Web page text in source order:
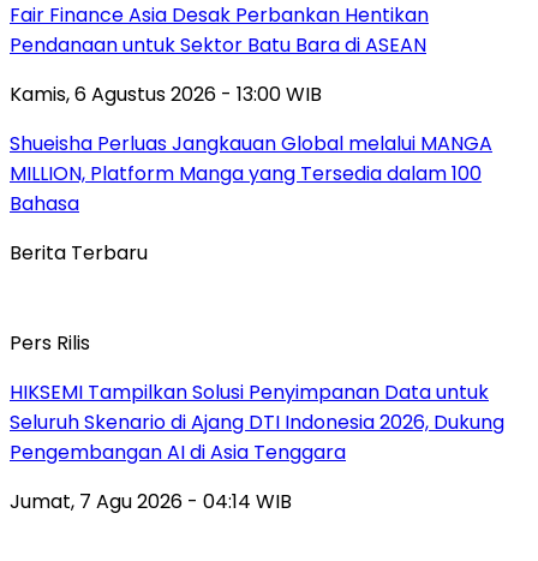
Fair Finance Asia Desak Perbankan Hentikan
Pendanaan untuk Sektor Batu Bara di ASEAN
Kamis, 6 Agustus 2026 - 13:00 WIB
Shueisha Perluas Jangkauan Global melalui MANGA
MILLION, Platform Manga yang Tersedia dalam 100
Bahasa
Berita Terbaru
Pers Rilis
HIKSEMI Tampilkan Solusi Penyimpanan Data untuk
Seluruh Skenario di Ajang DTI Indonesia 2026, Dukung
Pengembangan AI di Asia Tenggara
Jumat, 7 Agu 2026 - 04:14 WIB